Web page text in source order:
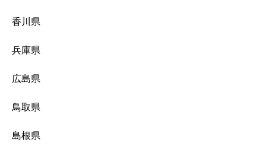
香川県
兵庫県
広島県
鳥取県
島根県